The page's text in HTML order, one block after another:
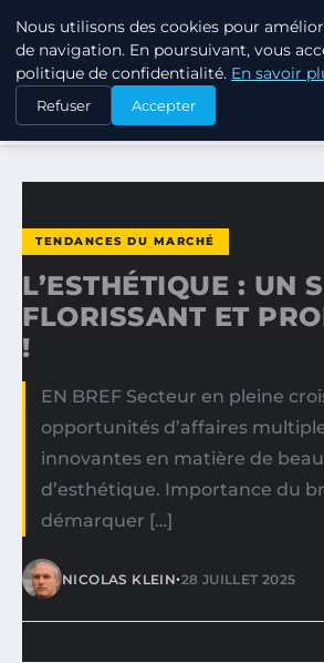
TUEZ-LES TOUS
ACCUEIL
TENDANCES DU MARCHÉ
L’ESTHÉTIQUE : UN SECTEUR
TENDANCES DU MARCHÉ
L’ESTHÉTIQUE : UN
FLORISSANT ET
!
EN BREF Secteur en pleine
opportunités d’affaires
innovantes en matière de
d’esthétique. Importance du
démarquer […]
NICOLAS KLEIN•28 JUILLET 2025
Nous utilisons des cookies pour
de navigation. En poursuivant, vous
politique de confidentialité. En savoir
Refuser Accepter